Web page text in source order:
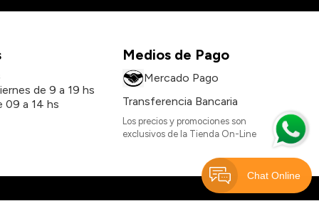
de 9 a 19 hs
09 a 14 hs
Medios de Pago
Mercado Pago
Transferencia Bancaria
Los precios y promociones son
exclusivos de la Tienda On-Line
Chat Online